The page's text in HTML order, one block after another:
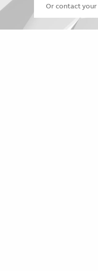
Or contact your